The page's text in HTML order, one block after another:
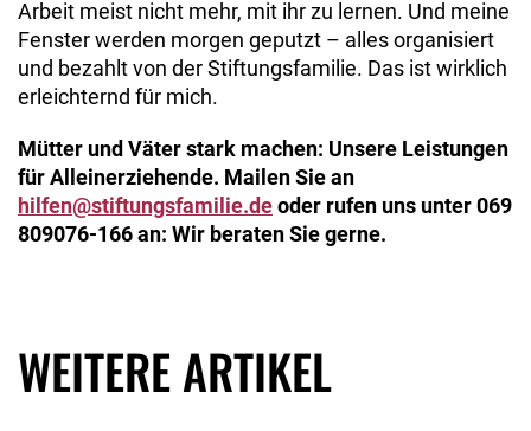
Arbeit meist nicht mehr, mit ihr zu lernen. Und meine
Fenster werden morgen geputzt – alles organisiert
und bezahlt von der Stif­tungsfamilie. Das ist wirklich
erleichternd für mich.
Mütter und Väter stark machen: Unsere Leistungen
für Alleinerziehende. Mailen Sie an
hilfen@stiftungsfamilie.deoder rufen uns unter 069
809076-166 an: Wir beraten Sie gerne.
WEITERE ARTIKEL